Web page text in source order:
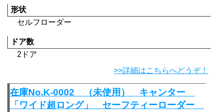
形状
セルフローダー
ドア数
2ドア
>>詳細はこちらへどうぞ！
在庫No.K-0002 （未使用） キャンター
「ワイド超ロング」 セーフティーローダー